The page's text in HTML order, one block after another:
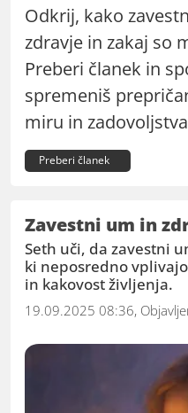
Odkrij, kako
zdravje in zakaj so
Preberi članek in
spremeniš
miru in
Preberi članek
Zavestni um in
Seth uči, da zavestni
ki neposredno
in kakovost življenja.
19.09.2025 08:36,